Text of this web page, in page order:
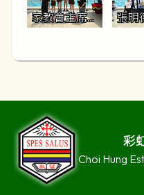
家教會主席梁
張明
彩
Choi Hung